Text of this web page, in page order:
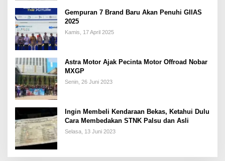
Gempuran 7 Brand Baru Akan Penuhi GIIAS
2025
Kamis, 17 April 2025
Astra Motor Ajak Pecinta Motor Offroad Nobar
MXGP
Senin, 26 Juni 2023
Ingin Membeli Kendaraan Bekas, Ketahui Dulu
Cara Membedakan STNK Palsu dan Asli
Selasa, 13 Juni 2023